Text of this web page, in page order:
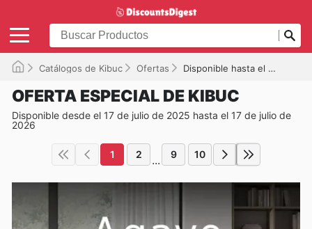
Catálogos de Kibuc Ofertas Disponible hasta el 17/07/2026
OFERTA ESPECIAL DE KIBUC
Disponible desde el 17 de julio de 2025 hasta el 17 de julio de
2026
1 2 ... 9 10